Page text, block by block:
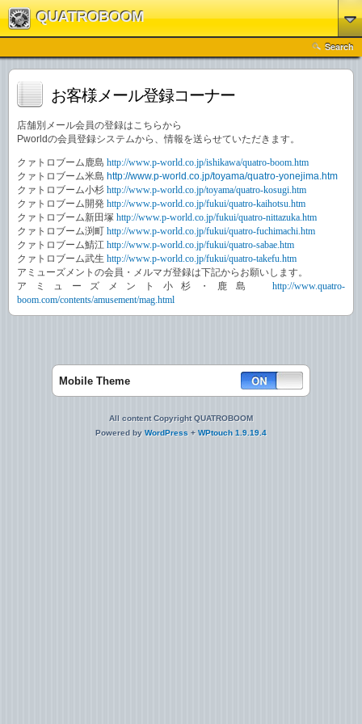
QUATROBOOM
Search
お客様メール登録コーナー
店舗別メール会員の登録はこちらから
Pworldの会員登録システムから、情報を送らせていただきます。
クァトロブーム鹿島 http://www.p-world.co.jp/ishikawa/quatro-boom.htm
クァトロブーム米島 http://www.p-world.co.jp/toyama/quatro-yonejima.htm
クァトロブーム小杉 http://www.p-world.co.jp/toyama/quatro-kosugi.htm
クァトロブーム開発 http://www.p-world.co.jp/fukui/quatro-kaihotsu.htm
クァトロブーム新田塚 http://www.p-world.co.jp/fukui/quatro-nittazuka.htm
クァトロブーム渕町 http://www.p-world.co.jp/fukui/quatro-fuchimachi.htm
クァトロブーム鯖江 http://www.p-world.co.jp/fukui/quatro-sabae.htm
クァトロブーム武生 http://www.p-world.co.jp/fukui/quatro-takefu.htm
アミューズメントの会員・メルマガ登録は下記からお願いします。
アミューズメント小杉・鹿島 http://www.quatro-
boom.com/contents/amusement/mag.html
Mobile Theme
All content Copyright QUATROBOOM
Powered by WordPress + WPtouch 1.9.19.4